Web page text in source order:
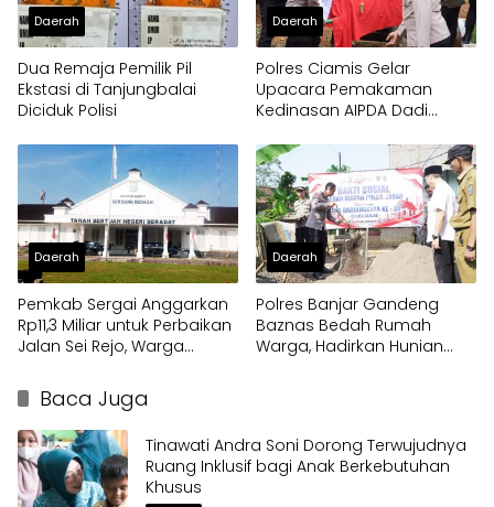
Daerah
Dua Remaja Pemilik Pil
Ekstasi di Tanjungbalai
Diciduk Polisi
Daerah
Polres Ciamis Gelar
Upacara Pemakaman
Kedinasan AIPDA Dadi
Penghormatan atas
Dedikasi Anggota Polri
Daerah
Pemkab Sergai Anggarkan
Rp11,3 Miliar untuk Perbaikan
Jalan Sei Rejo, Warga
Daerah
Polres Banjar Gandeng
Baznas Bedah Rumah
Warga, Hadirkan Hunian
Baca Juga
Tinawati Andra Soni Dorong Terwujudnya
Ruang Inklusif bagi Anak Berkebutuhan
Khusus